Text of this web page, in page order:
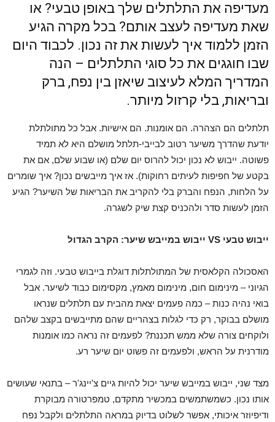
מעדיפה את התלתלים שלך באופן טבעי? או
שאת מעדיפה לעצב אותם? בכל מקרה הגיע
הזמן ללמוד איך לעשות את זה נכון. לכבוד היום
שבו חוגגים את כל סוגי התלתלים – הנה
המדריך המלא לעיצוב שיאזן בין נפח, ברק
ובריאות, בלי קרזול מיותר.
תלתלים הם הצהרה. הם אומנות. הם אישיות. אבל כל מתולתלת
יודעת שהדרך משיער רטוב לבייבי-תלתל מושלם היא לא תמיד
פשוטה. ייבוש לא נכון יכול להרוס יום שלם (או שבוע שלם, אם את
בקטע של חפיפות לעיתים רחוקות). אז איך מייבשים נכון? איך שומרים
על הלחות, הנפח והברק בלי להקריב את הבריאות של השיער? הגיע
הזמן לעשות סדר ולהכניס קצת שיק לשגרה.
ייבוש טבעי ייבוש במייבש שיער: הקרב הגדול
האסכולה הקלאסית של המתולתלות דוגלת בייבוש טבעי. וזה לגמרי
הגיוני – מינימום חום, מינימום מאמץ, מקסימום כבוד לשיער. אבל
בואי נהיה כנות – כמה פעמים יצאת מהבית עם תלתלים שנראו
מושלם בבוקר, רק כדי לגלות בצהריים שהם מתייבשים בקצב שלהם
ולוקחים צורה שלא ממש תכננת? לפעמים זה נראה כמו אומנות
מודרנית על הראש, ולפעמים זה פשוט יום שיער רע.
מצד שני, ייבוש במייבש שיער יכול להיות גיים צ'יינג'ר – בתנאי שעושים
אותו נכון. כשמשתמשים במכשיר מתקדם, טמפרטורה מבוקרת
ודיפיוזר איכותי, אפשר לשלוט בדיוק במראה התלתלים ולקבל נפח